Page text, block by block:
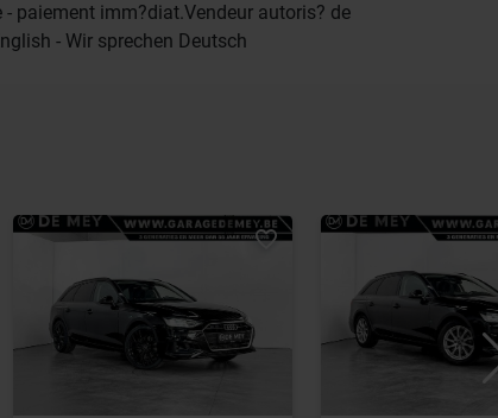
paiement imm?diat.Vendeur autoris? de
- Wir sprechen Deutsch